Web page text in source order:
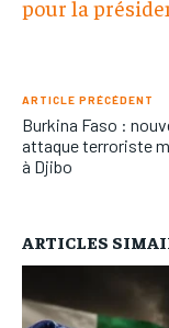
pour la
ARTICLE PRÉCÉDENT
Burkina Faso :
attaque terroriste
à Djibo
ARTICLES